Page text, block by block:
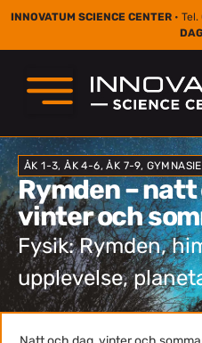
INNOVATUM SCIENCE CENTER •
ÅK 1-3, ÅK 4-6, ÅK 7-9,
Rymden – natt
vinter och
Fysik: Rymden,
upplevelse,